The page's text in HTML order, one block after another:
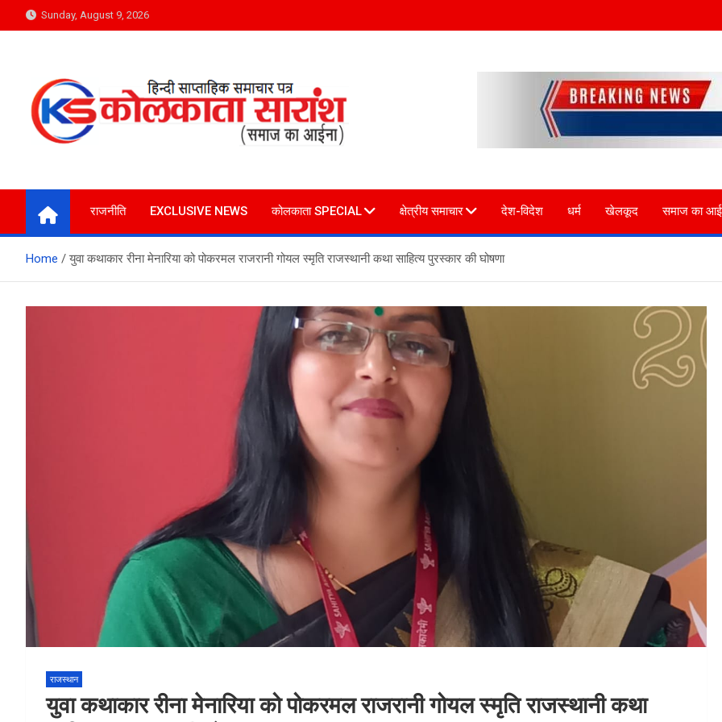
to
Sunday, August 9, 2026
Kolkata Saransh News
राजनीति EXCLUSIVE NEWS कोलकाता SPECIAL क्षेत्रीय समाचार देश-विदेश धर्म खेलकूद समाज का
Home युवा कथाकार रीना मेनारिया को पोकरमल राजरानी गोयल स्मृति राजस्थानी कथा साहित्य पुरस्कार की घोषणा
राजस्थान
युवा कथाकार रीना मेनारिया को पोकरमल राजरानी गोयल स्मृति राजस्थानी कथा